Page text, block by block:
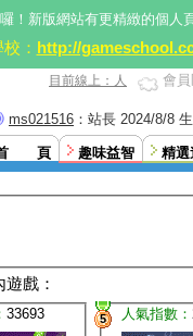
！新版網站有更精緻的個人
： http://
目前線上：人 會員
ms021516 ：站長 2024/8/8
頁 趣味益智 精選
戲：
33693 5 人氣指數：